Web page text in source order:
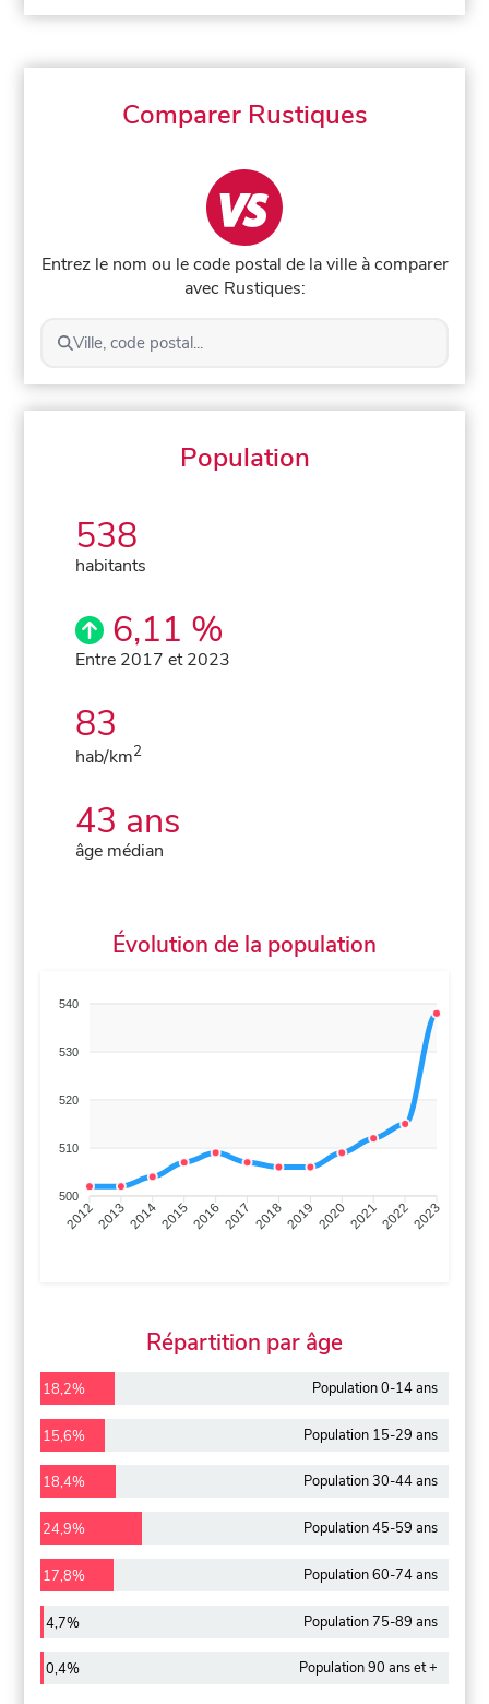
Comparer Rustiques
Entrez le nom ou le code postal de la ville à comparer
avec Rustiques:
Ville, code postal...
Population
538
habitants
6,11 %
Entre 2017 et 2023
83
hab/km2
43 ans
âge médian
Évolution de la population
540
530
520
510
500
201220132014201520162017 20182019 2020202120222023
Répartition par âge
18,2% Population 0-14 ans
15,6% Population 15-29 ans
18,4% Population 30-44 ans
24,9% Population 45-59 ans
17,8% Population 60-74 ans
4,7% Population 75-89 ans
0,4% Population 90 ans et +